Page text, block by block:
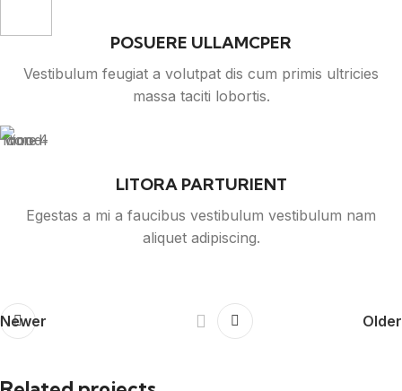
POSUERE ULLAMCPER
Vestibulum feugiat a volutpat dis cum primis ultricies
massa taciti lobortis.
LITORA PARTURIENT
Egestas a mi a faucibus vestibulum vestibulum nam
aliquet adipiscing.
Newer Older